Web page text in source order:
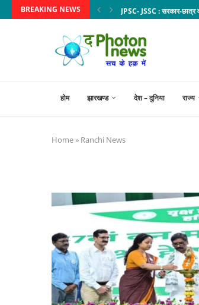
BREAKING NEWS JPSC- JSSC : सरकार-छात्र
होम झारखण्ड देश – दुनिया राज्य
Home» Ranchi News